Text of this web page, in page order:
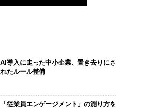
AI導入に走った中小企業、置き去りにさ
れたルール整備
「従業員エンゲージメント」の測り方を